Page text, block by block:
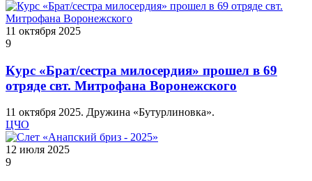
11 октября 2025
9
Курс «Брат/сестра милосердия» прошел в 69
отряде свт. Митрофана Воронежского
11 октября 2025. Дружина «Бутурлиновка».
ЦЧО
12 июля 2025
9